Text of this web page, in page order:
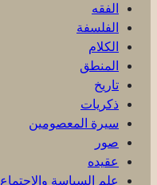
الفقه
الفلسفة
الكلام
المنطق
تاريخ
ذكریات
سيرة المعصومين
صور
عقیده
علم السياسة والاجتماع